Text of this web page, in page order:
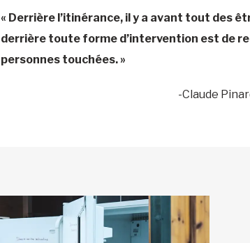
« Derrière l’itinérance, il y a avant tout des
derrière toute forme d’intervention est de
personnes touchées. »
-Claude